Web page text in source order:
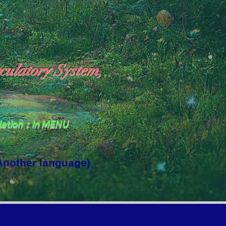
System,
：In MENU
language)